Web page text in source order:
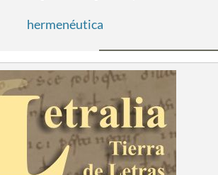
hermenéutica